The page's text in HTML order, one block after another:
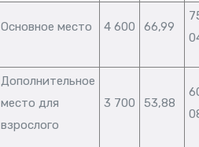
Основное место 4 600 66,99
Дополнительное
место для
взрослого
3 700 53,88